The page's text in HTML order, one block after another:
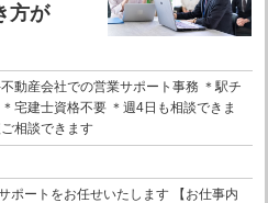
方が
動産会社での営業サポート事務 ＊駅チ
宅建士資格不要 ＊週4日も相談できま
相談できます
ポートをお任せいたします 【お仕事内